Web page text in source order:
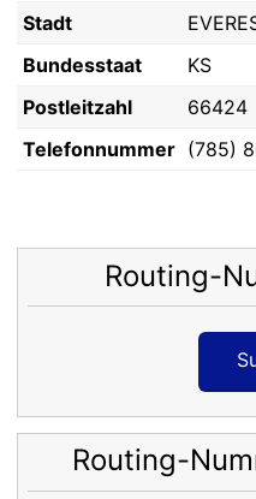
Stadt
Bundesstaat
KS
Postleitzahl
66424
Telefonnummer (785)
Routing-
Routing-